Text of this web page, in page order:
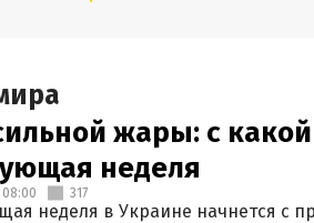
жары: с
неделя
08:00 317
неделя в Украине начнется с